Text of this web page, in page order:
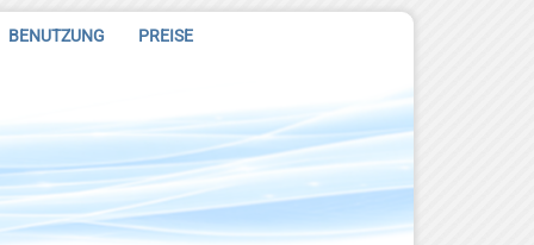
BENUTZUNG PREISE